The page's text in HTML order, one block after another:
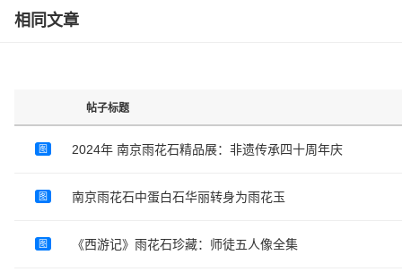
相同文章
帖子标题
图 2024年 南京雨花石精品展：非遗传承四十周年庆
图 南京雨花石中蛋白石华丽转身为雨花玉
图 《西游记》雨花石珍藏：师徒五人像全集